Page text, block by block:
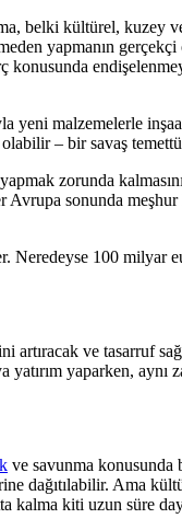
belki kültürel, kuzey
yapmanın
yeni malzemelerle
– bir savaş
zorunda
sonunda
Neredeyse 100 milyar
ve tasarruf
yaparken,
ve savunma konusunda
dağıtılabilir. Ama
kalma kiti uzun süre